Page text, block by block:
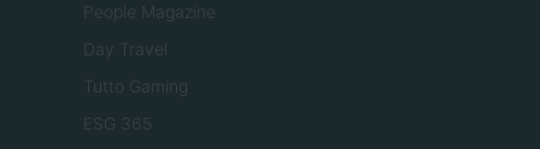
People Magazine
Day Travel
Tutto Gaming
ESG 365